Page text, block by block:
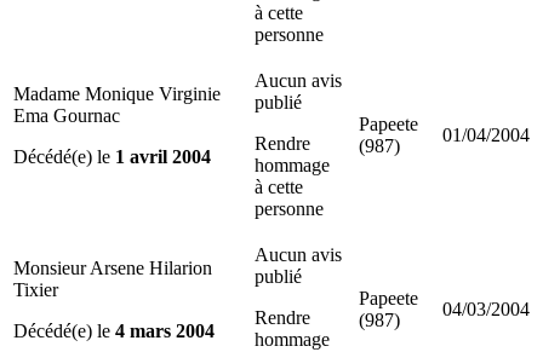
à cette
personne
Madame Monique Virginie
Ema Gournac
Décédé(e) le 1 avril 2004
Aucun avis
publié
Rendre
hommage
à cette
personne
Papeete
(987)
01/04/2004
Monsieur Arsene Hilarion
Tixier
Décédé(e) le 4 mars 2004
Aucun avis
publié
Rendre
hommage
Papeete
(987)
04/03/2004